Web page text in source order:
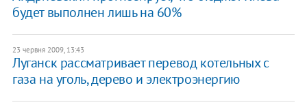
будет выполнен лишь на 60%
23 червня 2009, 13:43
Луганск рассматривает перевод котельных с
газа на уголь, дерево и электроэнергию